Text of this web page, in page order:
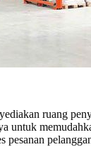
ruang
untuk
pesanan